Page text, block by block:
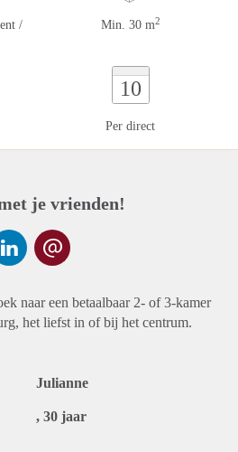
/
Min. 30 m2
10
Per direct
je vrienden!
naar een betaalbaar 2- of 3-kamer
het liefst in of bij het centrum.
Julianne
, 30 jaar